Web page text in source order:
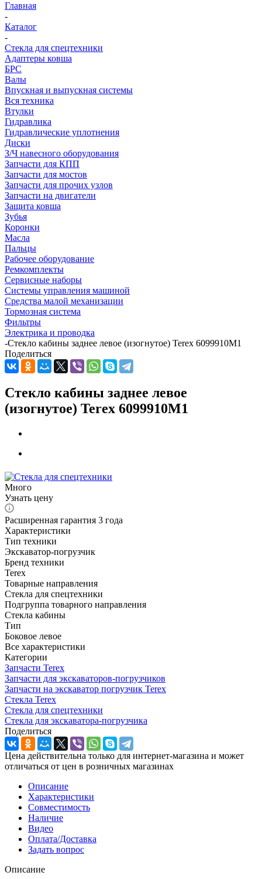
Главная
-
Каталог
-
Стекла для спецтехники
Адаптеры ковша
БРС
Валы
Впускная и выпускная системы
Вся техника
Втулки
Гидравлика
Гидравлические уплотнения
Диски
З/Ч навесного оборудования
Запчасти для КПП
Запчасти для мостов
Запчасти для прочих узлов
Запчасти на двигатели
Защита ковша
Зубья
Коронки
Масла
Пальцы
Рабочее оборудование
Ремкомплекты
Сервисные наборы
Системы управления машиной
Средства малой механизации
Тормозная система
Фильтры
Электрика и проводка
-Стекло кабины заднее левое (изогнутое) Terex 6099910М1
Поделиться
Стекло кабины заднее левое
(изогнутое) Terex 6099910М1
Много
Узнать цену
Расширенная гарантия 3 года
Характеристики
Тип техники
Экскаватор-погрузчик
Бренд техники
Terex
Товарные направления
Стекла для спецтехники
Подгруппа товарного направления
Стекла кабины
Тип
Боковое левое
Все характеристики
Категории
Запчасти Terex
Запчасти для экскаваторов-погрузчиков
Запчасти на экскаватор погрузчик Terex
Стекла Terex
Стекла для спецтехники
Стекла для экскаватора-погрузчика
Поделиться
Цена действительна только для интернет-магазина и может
отличаться от цен в розничных магазинах
Описание
Характеристики
Совместимость
Наличие
Видео
Оплата/Доставка
Задать вопрос
Описание